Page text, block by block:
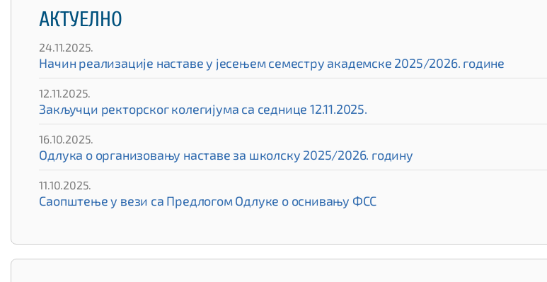
АКТУЕЛНО
24.11.2025.
Начин реализације наставе у јесењем семестру академске 2025/2026. године
12.11.2025.
Закључци ректорског колегијума са седнице 12.11.2025.
16.10.2025.
Одлука о организовању наставе за школску 2025/2026. годину
11.10.2025.
Саопштење у вези са Предлогом Одлуке о оснивању ФСС